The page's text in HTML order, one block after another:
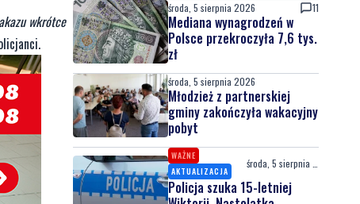
wkrótce
środa, 5 sierpnia 2026 11
Mediana wynagrodzeń w
Polsce przekroczyła 7,6 tys.
zł
środa, 5 sierpnia 2026
Młodzież z partnerskiej
gminy zakończyła wakacyjny
pobyt
WAŻNE
AKTUALIZACJA
Policja szuka 15-letniej